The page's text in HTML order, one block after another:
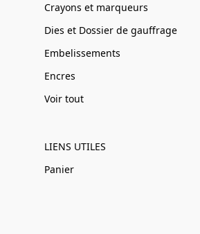
Crayons et marqueurs
Dies et Dossier de gauffrage
Embelissements
Encres
Voir tout
LIENS UTILES
Panier